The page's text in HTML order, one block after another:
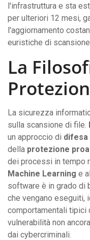
l'infrastruttura e sta
per ulteriori 12 mesi,
l'aggiornamento
euristiche di
La
La sicurezza
sulla scansione di file.
un approccio di difesa
della protezione
dei processi in tempo
Machine Learning e
software è in grado di
che vengano eseguiti,
comportamentali tipici
vulnerabilità non
dai cybercriminali.